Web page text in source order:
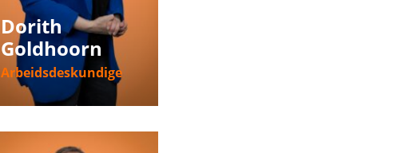
Dorith
Goldhoorn
Arbeidsdeskundige
Meer informatie